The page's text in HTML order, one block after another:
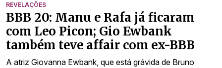
REVELAÇÕES
BBB 20: Manu e Rafa já ficaram
com Leo Picon; Gio Ewbank
também teve affair com ex-BBB
A atriz Giovanna Ewbank, que está grávida de Bruno